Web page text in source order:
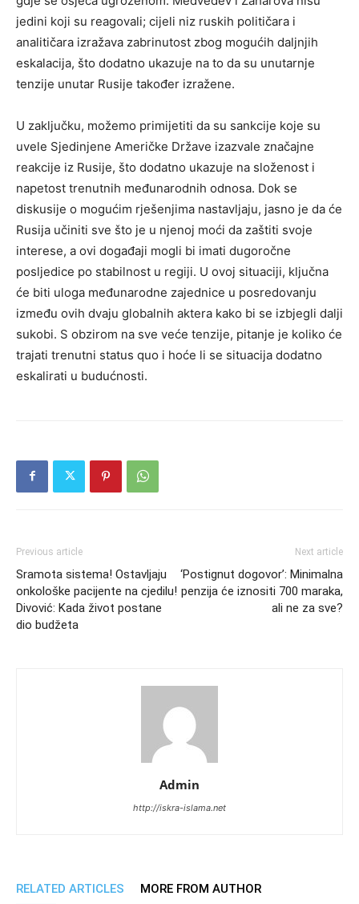
jedini koji su reagovali; cijeli niz ruskih političara i
analitičara izražava zabrinutost zbog mogućih daljnjih
eskalacija, što dodatno ukazuje na to da su unutarnje
tenzije unutar Rusije također izražene.
U zaključku, možemo primijetiti da su sankcije koje su
uvele Sjedinjene Američke Države izazvale značajne
reakcije iz Rusije, što dodatno ukazuje na složenost i
napetost trenutnih međunarodnih odnosa. Dok se
diskusije o mogućim rješenjima nastavljaju, jasno je da će
Rusija učiniti sve što je u njenoj moći da zaštiti svoje
interese, a ovi događaji mogli bi imati dugoročne
posljedice po stabilnost u regiji. U ovoj situaciji, ključna
će biti uloga međunarodne zajednice u posredovanju
između ovih dvaju globalnih aktera kako bi se izbjegli dalji
sukobi. S obzirom na sve veće tenzije, pitanje je koliko će
trajati trenutni status quo i hoće li se situacija dodatno
eskalirati u budućnosti.
Previous article
Sramota sistema! Ostavljaju
onkološke pacijente na cjedilu!
Divović: Kada život postane
dio budžeta
Next article
‘Postignut dogovor’: Minimalna
penzija će iznositi 700 maraka,
ali ne za sve?
Admin
http://iskra-islama.net
RELATED ARTICLES MORE FROM AUTHOR